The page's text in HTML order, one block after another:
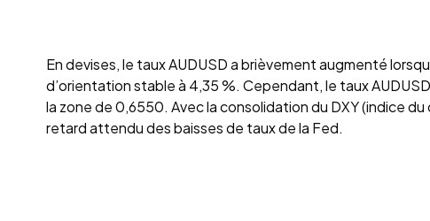
En devises, le taux AUDUSD a brièvement augmenté
d’orientation stable à 4,35 %. Cependant, le taux
la zone de 0,6550. Avec la consolidation du DXY (indice
retard attendu des baisses de taux de la Fed.